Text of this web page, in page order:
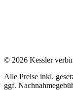
© 2026 Kessler
Alle Preise inkl.
ggf.